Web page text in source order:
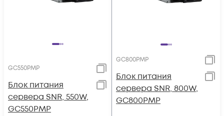
GC550PMP
Блок питания
сервера SNR, 550W,
GC550PMP
GC800PMP
Блок питания
сервера SNR, 800W,
GC800PMP